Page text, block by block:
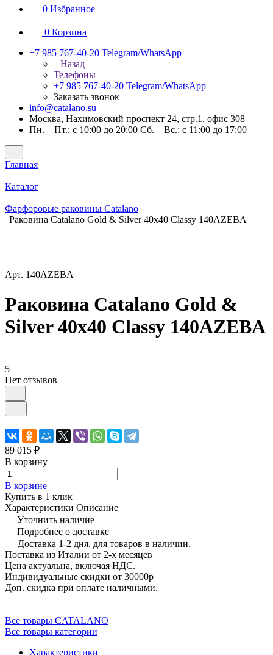
0 Избранное
0 Корзина
+7 985 767-40-20 Telegram/WhatsApp
Назад
Телефоны
+7 985 767-40-20 Telegram/WhatsApp
Заказать звонок
info@catalano.su
Москва, Нахимовский проспект 24, стр.1, офис 308
Пн. – Пт.: с 10:00 до 20:00 Сб. – Вс.: с 11:00 до 17:00
Главная
Каталог
Фарфоровые раковины Catalano
Раковина Catalano Gold & Silver 40x40 Classy 140AZEBA
Арт. 140AZEBA
Раковина Catalano Gold &
Silver 40x40 Classy 140AZEBA
5
Нет отзывов
89 015 ₽
В корзину
В корзине
Купить в 1 клик
Характеристики Описание
Уточнить наличие
Подробнее о доставке
Доставка 1-2 дня, для товаров в наличии.
Поставка из Италии от 2-х месяцев
Цена актуальна, включая НДС.
Индивидуальные скидки от 30000р
Доп. скидка при оплате наличными.
Все товары CATALANO
Все товары категории
Характеристики